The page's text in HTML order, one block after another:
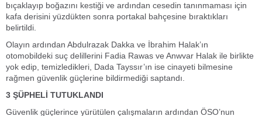
bıçaklayıp boğazını kestiği ve ardından cesedin tanınmaması için
kafa derisini yüzdükten sonra portakal bahçesine bıraktıkları
belirtildi.
Olayın ardından Abdulrazak Dakka ve İbrahim Halak’ın
otomobildeki suç delillerini Fadia Rawas ve Anwvar Halak ile birlikte
yok edip, temizledikleri, Dada Tayssır’ın ise cinayeti bilmesine
rağmen güvenlik güçlerine bildirmediği saptandı.
3 ŞÜPHELİ TUTUKLANDI
Güvenlik güçlerince yürütülen çalışmaların ardından ÖSO’nun